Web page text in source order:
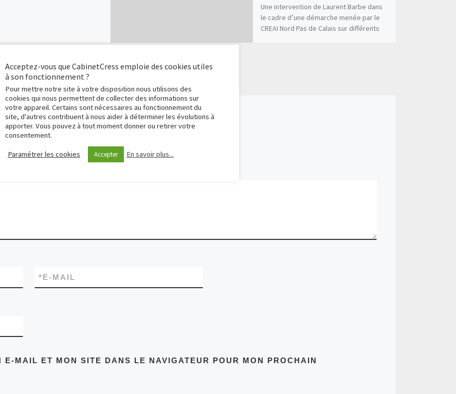
Une intervention de Laurent Barbe dans
le cadre d’une démarche menée par le
CREAI Nord Pas de Calais sur différents
sont indiqués avec*
E-MAIL
*
E-MAIL ET MON SITE DANS LE NAVIGATEUR POUR MON PROCHAIN
Acceptez-vous que CabinetCress emploie des cookies utiles
à son fonctionnement ?
Pour mettre notre site à votre disposition nous utilisons des
cookies qui nous permettent de collecter des informations sur
votre appareil. Certains sont nécessaires au fonctionnement du
site, d'autres contribuent à nous aider à déterminer les évolutions à
apporter. Vous pouvez à tout moment donner ou retirer votre
consentement.
Paramétrer les cookies Accepter En savoir plus...